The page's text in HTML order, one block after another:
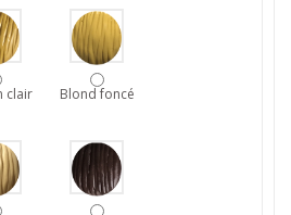
clair Blond foncé